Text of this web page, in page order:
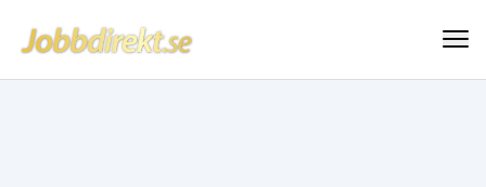
Hoppa till innehåll
Jobbdirekt